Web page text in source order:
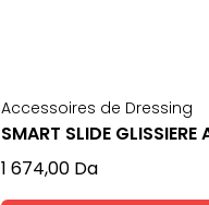
Accessoires de Dressing
1 674,00 Da